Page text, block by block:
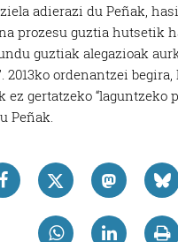
adierazi du Peñak,
prozesu guztia hutsetik
guztiak alegazioak
2013ko ordenantzei
gertatzeko “laguntzeko
Peñak.